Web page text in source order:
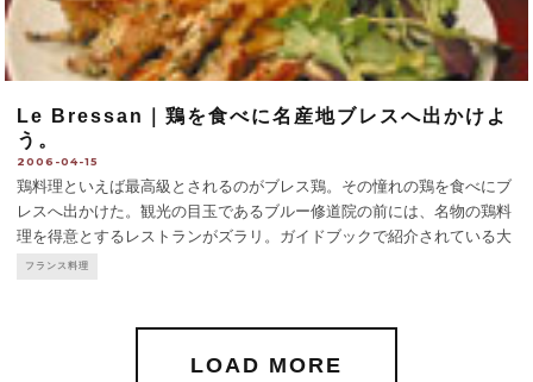
Le Bressan｜鶏を食べに名産地ブレスへ出かけよ
う。
2006-04-15
鶏料理といえば最高級とされるのがブレス鶏。その憧れの鶏を食べにブ
レスへ出かけた。観光の目玉であるブルー修道院の前には、名物の鶏料
理を得意とするレストランがズラリ。ガイドブックで紹介されている大
半がここにあるのだが、観光客相手という印象は否めない。ということ
フランス料理
LOAD MORE